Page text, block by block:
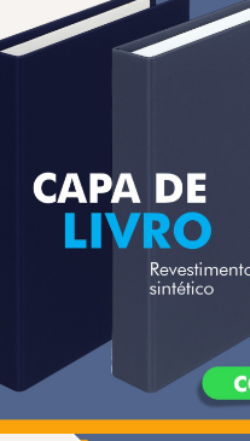
capa de livro